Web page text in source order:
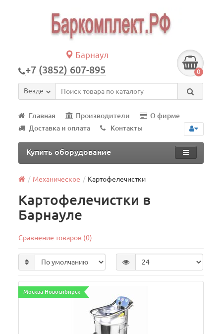
Барнаул
+7 (3852) 607-895 0
Везде
Главная Производители
О фирме
Доставка и оплата
Контакты
Купить оборудование
Механическое Картофелечистки
Картофелечистки в
Барнауле
Сравнение товаров (0)
Москва Новосибирск